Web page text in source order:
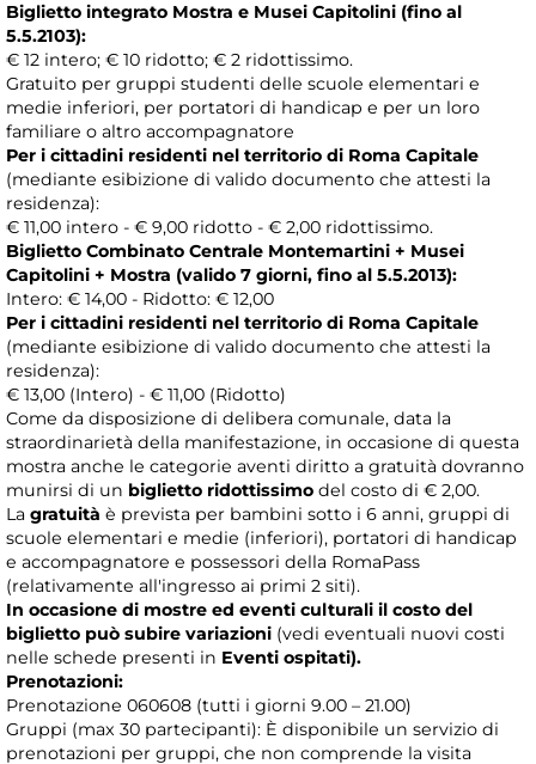
Biglietto integrato Mostra e Musei Capitolini (fino al
5.5.2103):
€ 12 intero; € 10 ridotto; € 2 ridottissimo.
Gratuito per gruppi studenti delle scuole elementari e
medie inferiori, per portatori di handicap e per un loro
familiare o altro accompagnatore
Per i cittadini residenti nel territorio di Roma Capitale
(mediante esibizione di valido documento che attesti la
residenza):
€ 11,00 intero - € 9,00 ridotto - € 2,00 ridottissimo.
Biglietto Combinato Centrale Montemartini + Musei
Capitolini + Mostra (valido 7 giorni, fino al 5.5.2013):
Intero: € 14,00 - Ridotto: € 12,00
Per i cittadini residenti nel territorio di Roma Capitale
(mediante esibizione di valido documento che attesti la
residenza):
€ 13,00 (Intero) - € 11,00 (Ridotto)
Come da disposizione di delibera comunale, data la
straordinarietà della manifestazione, in occasione di questa
mostra anche le categorie aventi diritto a gratuità dovranno
munirsi di un biglietto ridottissimo del costo di € 2,00.
La gratuità è prevista per bambini sotto i 6 anni, gruppi di
scuole elementari e medie (inferiori), portatori di handicap
e accompagnatore e possessori della RomaPass
(relativamente all'ingresso ai primi 2 siti).
In occasione di mostre ed eventi culturali il costo del
biglietto può subire variazioni (vedi eventuali nuovi costi
nelle schede presenti in Eventi ospitati).
Prenotazioni:
Prenotazione 060608 (tutti i giorni 9.00 – 21.00)
Gruppi (max 30 partecipanti): È disponibile un servizio di
prenotazioni per gruppi, che non comprende la visita